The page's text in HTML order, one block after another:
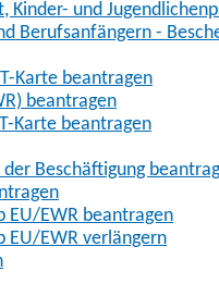
und
Berufsanfängern -
Karte beantragen
beantragen
Karte beantragen
Beschäftigung
EU/EWR beantragen
EU/EWR verlängern